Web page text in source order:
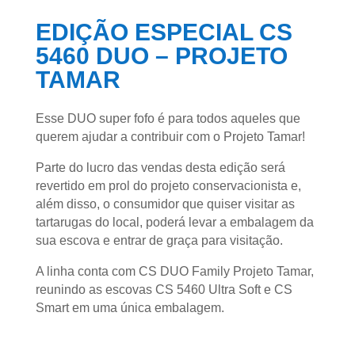
EDIÇÃO ESPECIAL CS
5460 DUO – PROJETO
TAMAR
Esse DUO super fofo é para todos aqueles que
querem ajudar a contribuir com o Projeto Tamar!
Parte do lucro das vendas desta edição será
revertido em prol do projeto conservacionista e,
além disso, o consumidor que quiser visitar as
tartarugas do local, poderá levar a embalagem da
sua escova e entrar de graça para visitação.
A linha conta com CS DUO Family Projeto Tamar,
reunindo as escovas CS 5460 Ultra Soft e CS
Smart em uma única embalagem.